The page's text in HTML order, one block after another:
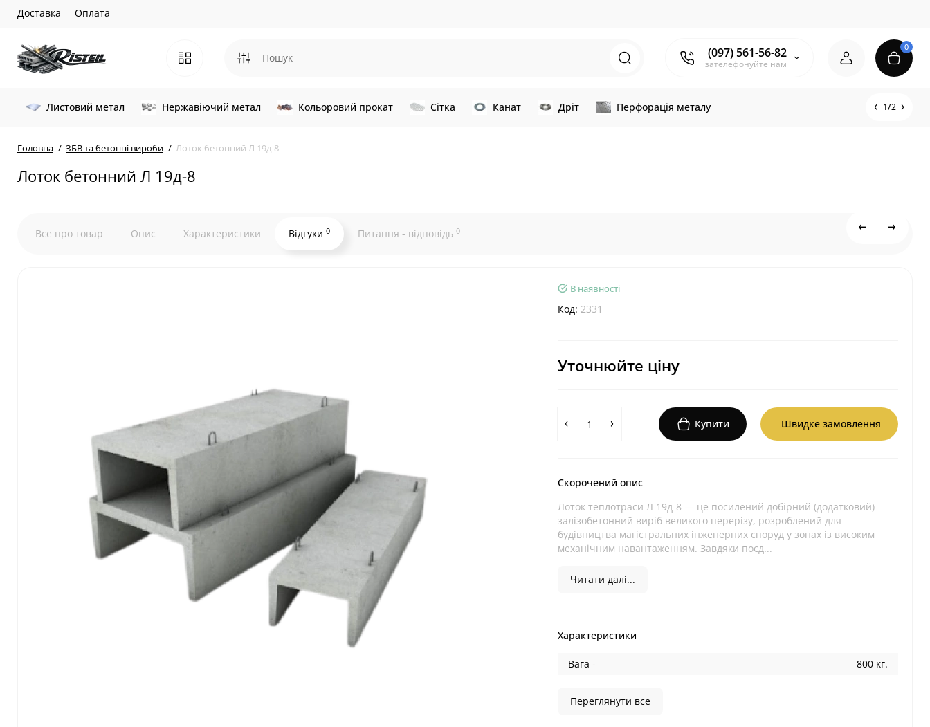
Доставка Оплата
(097) 561-56-82
зателефонуйте нам
0
Листовий метал Нержавіючий метал Кольоровий прокат Сітка Канат Дріт Перфорація металу 1/2
Головна ЗБВ та бетонні вироби Лоток бетонний Л 19д-8
Лоток бетонний Л 19д-8
Все про товар Опис Характеристики Відгуки 0 Питання - відповідь 0
В наявності
Код: 2331
Уточнюйте ціну
Купити Швидке замовлення
Скорочений опис
Лоток теплотраси Л 19д-8 — це посилений добірний (додатковий)
залізобетонний виріб великого перерізу, розроблений для
будівництва магістральних інженерних споруд у зонах із високим
механічним навантаженням. Завдяки поєд...
Читати далі...
Характеристики
Вага - 800 кг.
Переглянути все